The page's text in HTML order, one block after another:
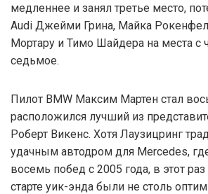
медленнее и занял третье место,
Audi Джейми Грина, Майка
Мортару и Тимо Шайдера на места с
седьмое.
Пилот BMW Максим Мартен стал
расположился лучший из
Роберт Викенс. Хотя Лаузицринг
удачным автодром для Mercedes,
восемь побед с 2005 года, в этот
старте уик-энда были не столь